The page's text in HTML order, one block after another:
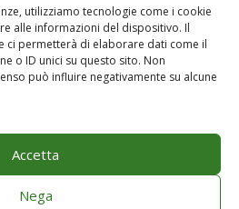
utilizziamo tecnologie come i cookie
alle informazioni del dispositivo. Il
ci permetterà di elaborare dati come il
o ID unici su questo sito. Non
può influire negativamente su alcune
Accetta
Nega
Privacy